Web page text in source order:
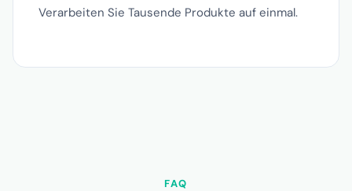
Verarbeiten Sie Tausende Produkte auf einmal.
FAQ